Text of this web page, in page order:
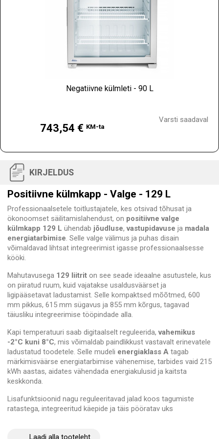
Negatiivne külmleti - 90 L
743,54 € KM-ta
Varsti saadaval
KIRJELDUS
Positiivne külmkapp - Valge - 129 L
Professionaalsetele toitlustajatele, kes otsivad tõhusat ja
ökonoomset säilitamislahendust, on positiivne valge
külmkapp 129 L ühendab jõudluse,vastupidavuse ja madala
energiatarbimise. Selle valge välimus ja puhas disain
võimaldavad lihtsat integreerimist igasse professionaalsesse
kööki.
Mahutavusega 129 liitrit on see seade ideaalne asutustele, kus
on piiratud ruum, kuid vajatakse usaldusväärset ja
ligipääsetavat ladustamist. Selle kompaktsed mõõtmed, 600
mm pikkus, 615 mm sügavus ja 855 mm kõrgus, tagavad
täiusliku integreerimise tööpindade alla.
Kapi temperatuuri saab digitaalselt reguleerida,vahemikus
-2°C kuni 8°C, mis võimaldab paindlikkust vastavalt erinevatele
ladustatud toodetele. Selle mudeli energiaklass A tagab
märkimisväärse energiatarbimise vähenemise, tarbides vaid 215
kWh aastas, aidates vähendada energiakulusid ja kaitsta
keskkonda.
Lisafunktsioonid nagu reguleeritavad jalad koos tagumiste
ratastega, integreeritud käepide ja täis pööratav uks
Laadi alla tooteleht